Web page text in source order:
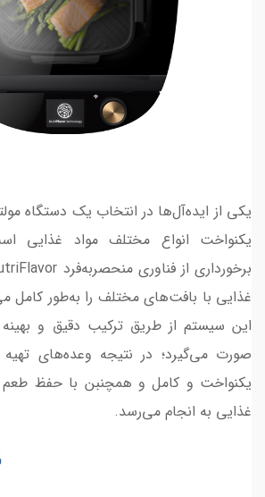
یکی از ایده‌آل‌ها در انتخاب یک دستگاه
یکنواخت انواع مختلف مواد غذایی
غذایی با بافت‌های مختلف را به‌طور کامل
این سیستم از طریق ترکیب دقیق و
صورت می‌گیرد؛ در نتیجه وعده‌های
یکنواخت و کامل و همچنبن با حفظ
غذایی به انجام می‌رسد.